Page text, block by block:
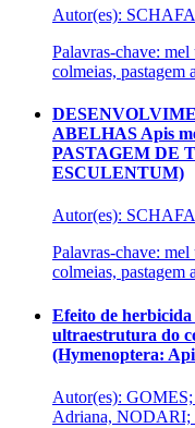
Autor(es):
Palavras-chave:
colmeias, pastagem
ABELHAS Apis
PASTAGEM DE
ESCULENTUM)
Autor(es):
Palavras-chave:
colmeias, pastagem
Efeito de herbicida
ultraestrutura do
(Hymenoptera:
Autor(es):
Adriana, NODARI;